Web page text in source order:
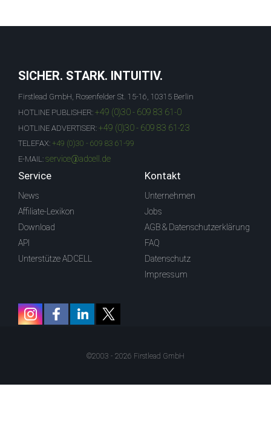
SICHER. STARK. INTUITIV.
Firstlead GmbH, Rosenfelder St. 15-16, 10315 Berlin
HOTLINE PUBLISHER: +49 (0)30 - 609 83 61-0
HOTLINE ADVERTISER: +49 (0)30 - 609 83 61-23
TELEFAX: +49 (0)30 - 609 83 61-99
E-MAIL: service@adcell.de
Service
News
Affiliate-Lexikon
Download
API
Unterstütze ADCELL
Kontakt
Unternehmen
Jobs
AGB & Datenschutzerklärung
FAQ
Datenschutz
Impressum
©2003 - 2026 Firstlead GmbH